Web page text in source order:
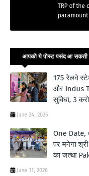
TRP of the
आपको ये पोस्ट पसंद आ सकती
175 रेलवे
और Indus
सुविधा, 3
June 24, 2026
One Date,
पर मनेगा
का जत्था
June 11, 2026